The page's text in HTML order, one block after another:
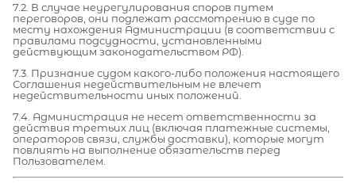
7.2. В случае неурегулирования споров путем
переговоров, они подлежат рассмотрению в суде по
месту нахождения Администрации (в соответствии с
правилами подсудности, установленными
действующим законодательством РФ).
7.3. Признание судом какого-либо положения настоящего
Соглашения недействительным не влечет
недействительности иных положений.
7.4. Администрация не несет ответственности за
действия третьих лиц (включая платежные системы,
операторов связи, службы доставки), которые могут
повлиять на выполнение обязательств перед
Пользователем.